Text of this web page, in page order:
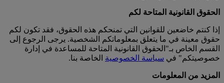
الحقوق القانونية المتاحة لكم
إذا كنتم خاضعين للقوانين التي تمنحكم هذه الحقوق، فقد تكون لكم
حقوق معينة في ما يتعلق بمعلوماتكم الشخصية. يرجى الرجوع إلى
القسم الخاص بـ"الحقوق القانونية المتاحة للمساعدة في إدارة
خصوصيتكم" في سياسة الخصوصية الخاصة بنا.
المزيد من المعلومات